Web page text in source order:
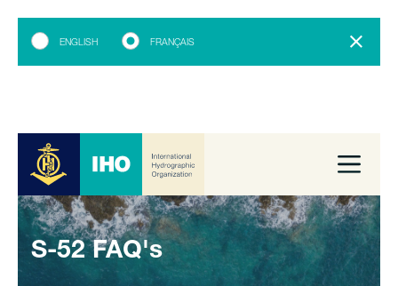
ENGLISH FRANÇAIS
S-52 FAQ's